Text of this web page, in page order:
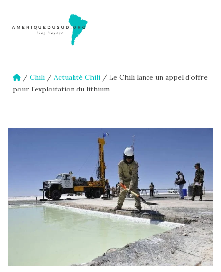
/ Chili / Actualité Chili / Le Chili lance un appel d’offre
pour l’exploitation du lithium